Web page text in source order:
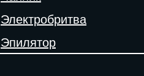
Электробритва
Эпилятор